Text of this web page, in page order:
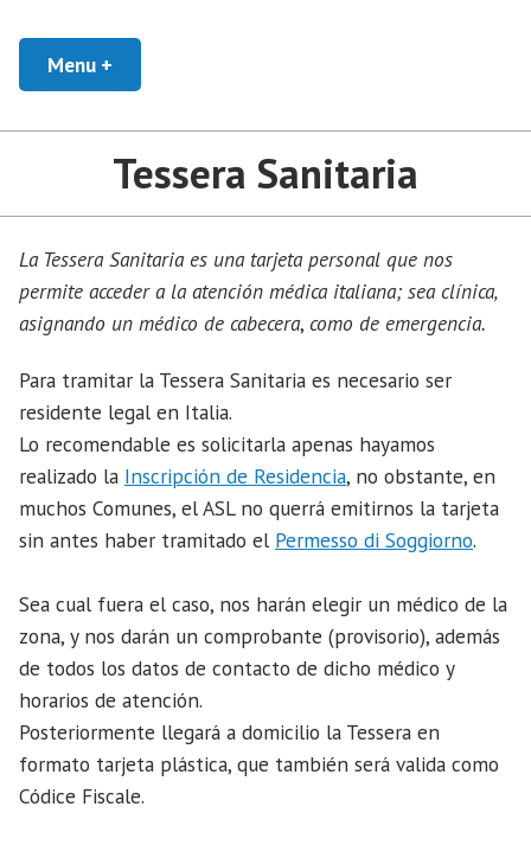
content
Ciudadanía en Italia
Menu +
Tessera Sanitaria
La Tessera Sanitaria es una tarjeta personal que nos
permite acceder a la atención médica italiana; sea clínica,
asignando un médico de cabecera, como de emergencia.
Para tramitar la Tessera Sanitaria es necesario ser
residente legal en Italia.
Lo recomendable es solicitarla apenas hayamos
realizado la Inscripción de Residencia, no obstante, en
muchos Comunes, el ASL no querrá emitirnos la tarjeta
sin antes haber tramitado el Permesso di Soggiorno.
Sea cual fuera el caso, nos harán elegir un médico de la
zona, y nos darán un comprobante (provisorio), además
de todos los datos de contacto de dicho médico y
horarios de atención.
Posteriormente llegará a domicilio la Tessera en
formato tarjeta plástica, que también será valida como
Códice Fiscale.